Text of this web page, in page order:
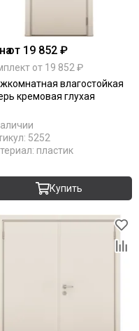
от 19 852 ₽
от 19 852 ₽
влагостойкая
кремовая глухая
5252
пластик
Купить